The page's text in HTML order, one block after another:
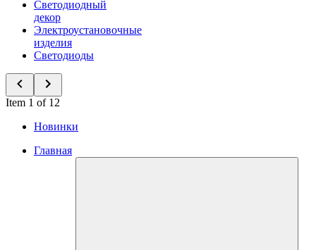
Светодиодный
декор
Электроустановочные
изделия
Светодиоды
Item 1 of 12
Новинки
Главная